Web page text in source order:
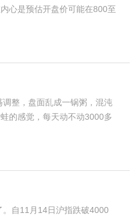
心是预估开盘价可能在800至
亿股，每...
整，盘面乱成一锅粥，混沌
的感觉，每天动不动3000多
都是冲...
自11月14日沪指跌破4000